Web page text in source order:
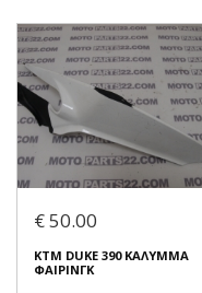
€ 50.00
KTM DUKE 390 ΚΑΛΥΜΜΑ
ΦΑΙΡΙΝΓΚ